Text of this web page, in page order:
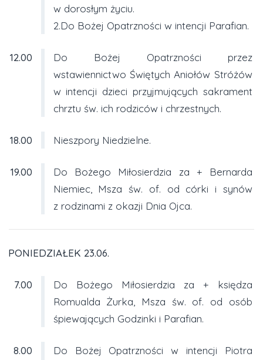
w dorosłym życiu.
2.Do Bożej Opatrzności w intencji Parafian.
12.00
Do Bożej Opatrzności przez
wstawiennictwo Świętych Aniołów Stróżów
w intencji dzieci przyjmujących sakrament
chrztu św. ich rodziców i chrzestnych.
18.00 Nieszpory Niedzielne.
19.00
Do Bożego Miłosierdzia za + Bernarda
Niemiec, Msza św. of. od córki i synów
z rodzinami z okazji Dnia Ojca.
PONIEDZIAŁEK 23.06.
7.00
Do Bożego Miłosierdzia za + księdza
Romualda Żurka, Msza św. of. od osób
śpiewających Godzinki i Parafian.
8.00
Do Bożej Opatrzności w intencji Piotra